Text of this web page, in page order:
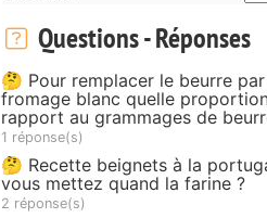
Questions - Réponses
🤔 Pour remplacer le beurre
fromage blanc quelle
rapport au grammages de
1 réponse(s)
🤔 Recette beignets à la
vous mettez quand la farine ?
2 réponse(s)